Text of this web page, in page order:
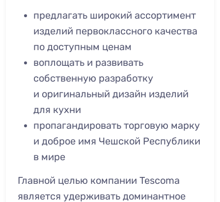
предлагать широкий ассортимент
изделий первоклассного качества
по доступным ценам
воплощать и развивать
собственную разработку
и оригинальный дизайн изделий
для кухни
пропагандировать торговую марку
и доброе имя Чешской Республики
в мире
Главной целью компании Tescoma
является удерживать доминантное